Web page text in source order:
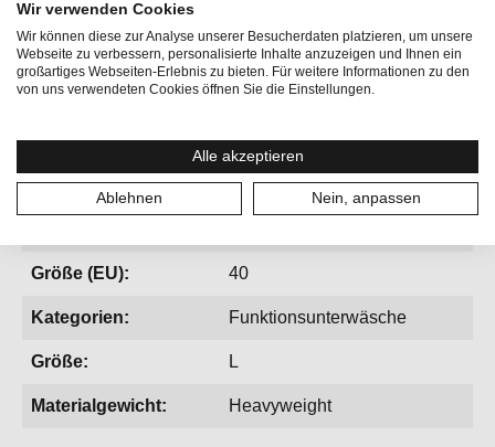
Aktivitäten: Lifestyle, Wintersport
Geschlecht: Damen
Größe (EU): 40
Kategorien: Funktionsunterwäsche
Größe: L
Materialgewicht: Heavyweight
Wir verwenden Cookies
Wir können diese zur Analyse unserer Besucherdaten platzieren, um unsere
Webseite zu verbessern, personalisierte Inhalte anzuzeigen und Ihnen ein
großartiges Webseiten-Erlebnis zu bieten. Für weitere Informationen zu den
von uns verwendeten Cookies öffnen Sie die Einstellungen.
Alle akzeptieren
Ablehnen Nein, anpassen